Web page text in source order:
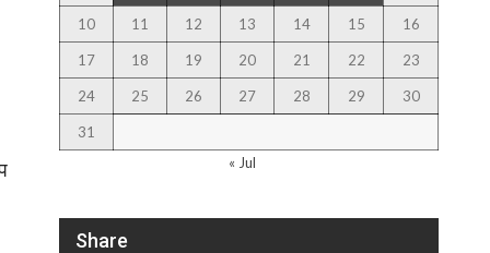
10 11 12 13 14 15 16
17 18 19 20 21 22 23
24 25 26 27 28 29 30
31
« Jul
Share